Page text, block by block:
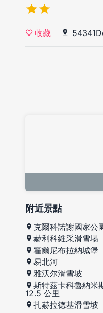
收藏
附近景點
克爾科諾謝國家公
赫利科維采滑雪場
霍爾尼布拉納城堡
易北河
雅沃尔滑雪坡
斯特茲卡科魯納米
12.5 公里
扎赫拉德基滑雪坡